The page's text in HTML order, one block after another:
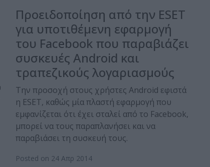
Προειδοποίηση από την ESET
για υποτιθέμενη εφαρμογή
του Facebook που παραβιάζει
συσκευές Android και
τραπεζικούς λογαριασμούς
Την προσοχή στους χρήστες Android εφιστά
η ESET, καθώς μία πλαστή εφαρμογή που
εμφανίζεται ότι έχει σταλεί από το Facebook,
μπορεί να τους παραπλανήσει και να
παραβιάσει τη συσκευή τους.
Posted on 24 Απρ 2014